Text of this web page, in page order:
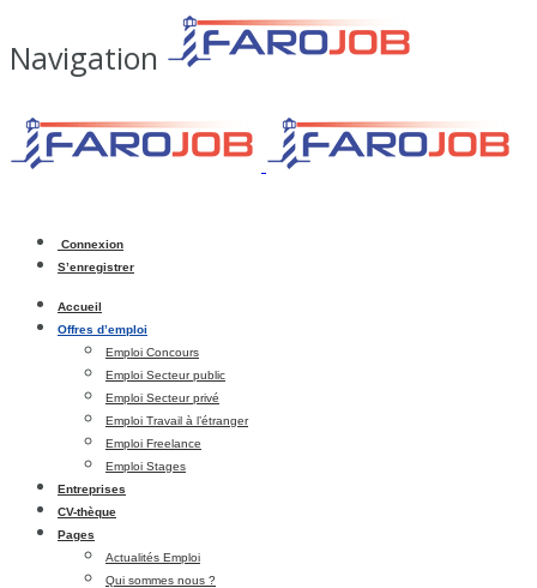
Navigation
Connexion
S’enregistrer
Accueil
Offres d’emploi
Emploi Concours
Emploi Secteur public
Emploi Secteur privé
Emploi Travail à l’étranger
Emploi Freelance
Emploi Stages
Entreprises
CV-thèque
Pages
Actualités Emploi
Qui sommes nous ?